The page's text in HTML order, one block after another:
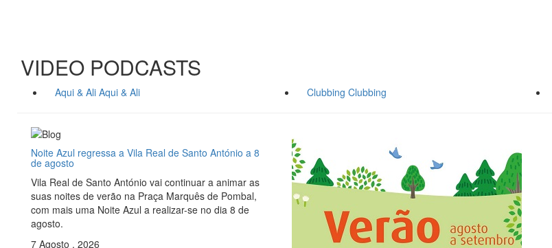
VIDEO PODCASTS
Aqui & Ali Aqui & Ali Clubbing Clubbing
Noite Azul regressa a Vila Real de Santo António a 8
de agosto
Vila Real de Santo António vai continuar a animar as
suas noites de verão na Praça Marquês de Pombal,
com mais uma Noite Azul a realizar-se no dia 8 de
agosto.
7 Agosto , 2026